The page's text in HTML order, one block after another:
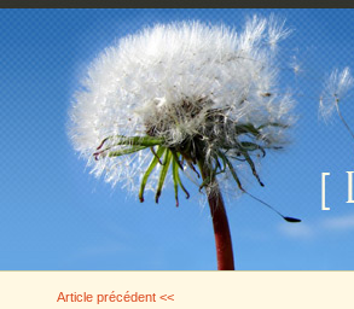
Article précédent <<